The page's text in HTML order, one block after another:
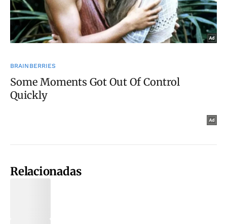
Relacionadas